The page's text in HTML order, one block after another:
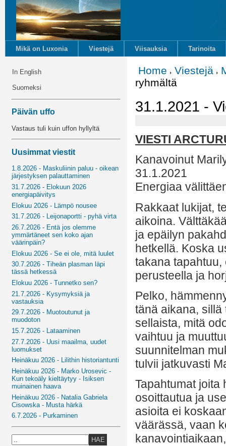
Mikä on Luxonia Viestejä Viisauksia Tarinoita
In English
Suomeksi
Päivän uffo
Vastaus tuli kuin uffon hyllyltä
Uusimmat viestit
1.8.2026 - Maskuliinin paluu - oikean
järjestyksen palauttaminen
31.7.2026 - Elokuun 2026
energiapäivitys
Elokuu 2026 - Lämpö nousee
31.7.2026 - Leijonaportti - pyhä virta
26.7.2026 - Entä jos olemme
ymmärtäneet sen koko ajan
väärinpäin?
Elokuu 2026 - Se ei ole, mitä luulet
30.7.2026 - Tiheän plasman läpi
tässä hetkessä
Elokuu 2026 - Tunnetko sen?
21.7.2026 - Kysymyksiä ja
vastauksia
29.7.2026 - Muotoutunut ja
muodoton
15.7.2026 - Lataaminen
27.7.2026 - Uusi maailma, uudet
luomukset
Heinäkuu 2026 - Lilithin historiantunti
Heinäkuu 2026 - Marko Urosevic -
Kun tekoäly kieltäytyy - Isiksen
muinainen haava
Heinäkuu 2026 - Natalia Gabriela
Cisowska - Musta härkä
6.7.2026 - Purkaminen
HAE
Home Viestejä
ryhmältä
31.1.2021 -
VIESTI
Kanavoinut
31.1.2021
Energiaa
Rakkaat lukijat,
aikoina.
ja epäilyn
hetkellä. Koska
takana
perusteella ja
Pelko,
tänä aikana, sillä
sellaista, mitä
vaihtuu ja
suunnitelman
tulvii jatkuvasti
Tapahtumat joita
osoittautua ja
asioita ei
väärässä, vaan